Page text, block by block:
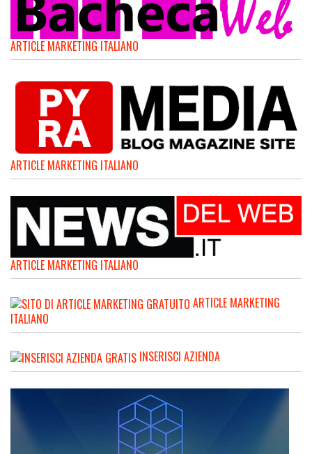
ARTICLE MARKETING ITALIANO
ARTICLE MARKETING ITALIANO
ARTICLE MARKETING ITALIANO
ARTICLE MARKETING
ITALIANO
INSERISCI AZIENDA